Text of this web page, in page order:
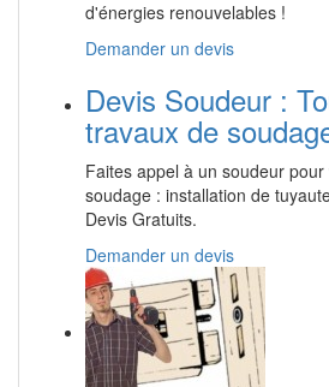
d'énergies renouvelables !
Demander un devis
Devis Soudeur :
travaux de
Faites appel à un soudeur
soudage : installation de
Devis Gratuits.
Demander un devis